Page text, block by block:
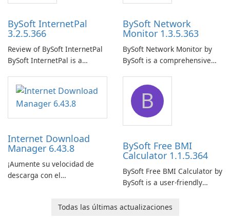
BySoft InternetPal
3.2.5.366
Review of BySoft InternetPal
BySoft InternetPal is a
application designed to
monitor your internet
connection and provide real-
time insights into its
BySoft Network
Monitor 1.3.5.363
BySoft Network Monitor by
BySoft is a comprehensive
designed to help businesses
effectively manage their
network infrastructure.
Internet Download
Manager 6.43.8
¡Aumente su velocidad de
descarga con el
B
BySoft Free BMI
Calculator 1.1.5.364
BySoft Free BMI Calculator by
BySoft is a user-friendly
designed to help you
Todas las últimas actualizaciones